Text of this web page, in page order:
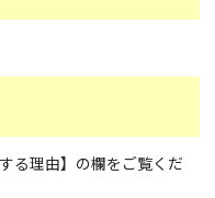
る理由】の欄をご覧くだ